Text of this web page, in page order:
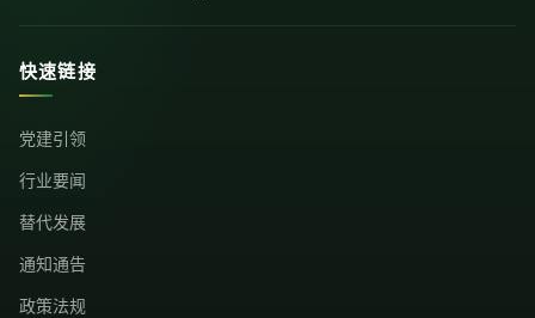
快速链接
党建引领
行业要闻
替代发展
通知通告
政策法规